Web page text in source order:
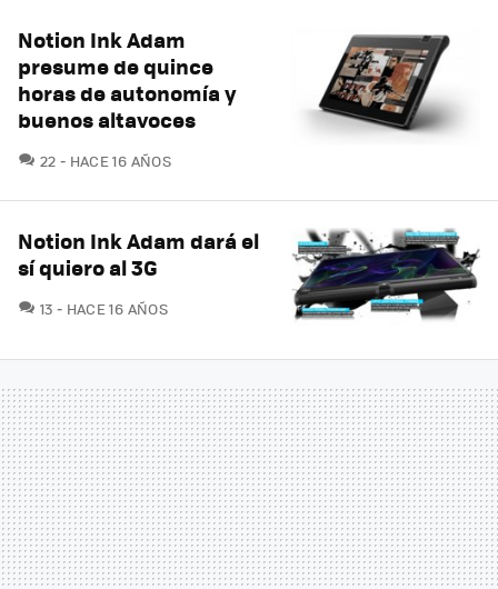
Notion Ink Adam
presume de quince
horas de autonomía y
buenos altavoces
22 COMENTARIOS
HACE 16 AÑOS
Notion Ink Adam dará el
sí quiero al 3G
13 COMENTARIOS
HACE 16 AÑOS